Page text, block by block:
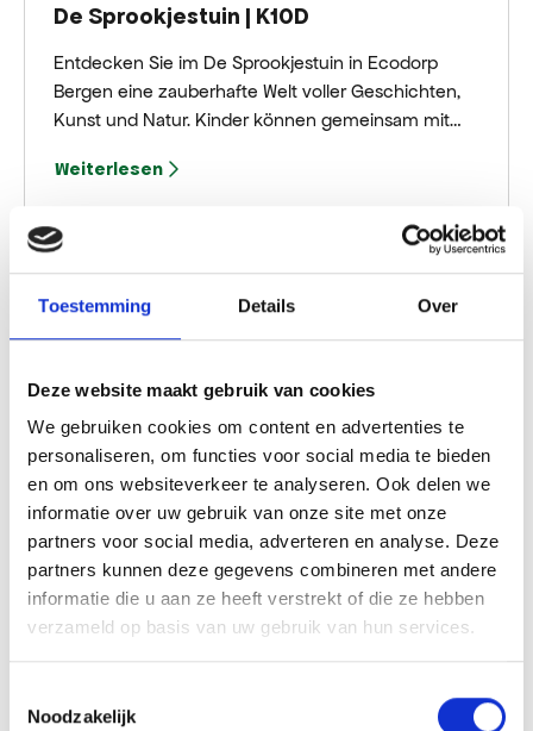
Toestemming Details Over
Deze website maakt gebruik van cookies
We gebruiken cookies om content en advertenties te
personaliseren, om functies voor social media te bieden
en om ons websiteverkeer te analyseren. Ook delen we
informatie over uw gebruik van onze site met onze
partners voor social media, adverteren en analyse. Deze
partners kunnen deze gegevens combineren met andere
informatie die u aan ze heeft verstrekt of die ze hebben
verzameld op basis van uw gebruik van hun services.
Noodzakelijk
De Sprookjestuin | K10D
Entdecken Sie im De Sprookjestuin in Ecodorp
Bergen eine zauberhafte Welt voller Geschichten,
Kunst und Natur. Kinder können gemeinsam mit
Schnitzeljagd gehen und dabei an märchenhaften
Weiterlesen
Moving Talent, van talent naar podium |
K10D
Talent: from talent to stage“ einen Ausblick auf die